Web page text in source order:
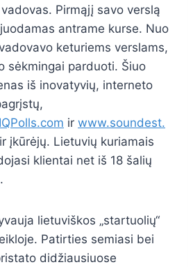
Pirmąjį savo verslą
antrame kurse. Nuo
keturiems verslams,
sėkmingai parduoti. Šiuo
iš inovatyvių, interneto
ir www.soundest.
įkūrėjų. Lietuvių kuriamais
klientai net iš 18 šalių
lietuviškos „startuolių“
Patirties semiasi bei
didžiausiuose